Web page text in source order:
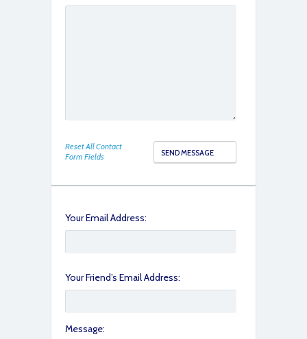
Reset All Contact
Form Fields
Your Email Address:
Your Friend’s Email Address:
Message: